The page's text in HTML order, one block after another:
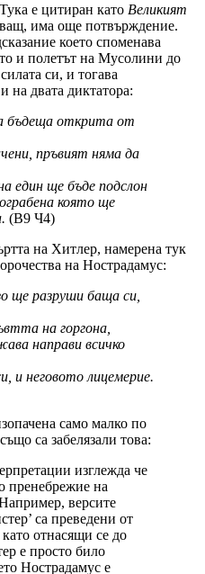
е цитиран като Великият
има още потвърждение.
което споменава
и полетът на Мусолини до
си, и тогава
на двата диктатора:
бъдеща открита от
пръвият няма да
един ще бъде подслон
която ще
(В9 Ч4)
на Хитлер, намерена тук
на Нострадамус:
ще разруши баща си,
на горгона,
направи всичко
и неговото лицемерие.
само малко по
са забелязали това:
изглежда че
пренебрежие на
версите
са преведени от
отнасящи се до
е просто било
Нострадамус е